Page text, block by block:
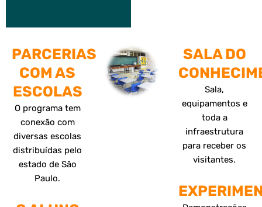
PARCERIAS
COM AS
ESCOLAS
O programa tem
conexão com
diversas escolas
distribuídas pelo
estado de São
Paulo.
SALA DO
Sala,
equipamentos e
toda a
infraestrutura
para receber os
visitantes.